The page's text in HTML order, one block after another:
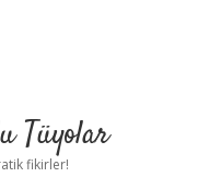
Tüyolar
fikirler!